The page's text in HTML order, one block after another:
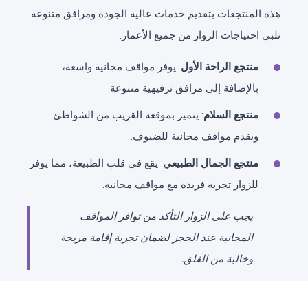
هذه المنتجعات بتقديم خدمات عالية الجودة ومرافق متنوعة
تلبي احتياجات الزوار من جميع الأعمار.
منتجع الراحة الأول: يوفر مواقف مجانية واسعة،
بالإضافة إلى مرافق ترفيهية متنوعة.
منتجع السلام: يتميز بموقعه القريب من الشواطئ
ويقدم مواقف مجانية للضيوف.
منتجع الجمال الطبيعي: يقع في قلب الطبيعة، مما يوفر
للزوار تجربة فريدة مع مواقف مجانية.
يجب على الزوار التأكد من توافر المواقف
المجانية عند الحجز لضمان تجربة إقامة مريحة
وخالية من القلق.